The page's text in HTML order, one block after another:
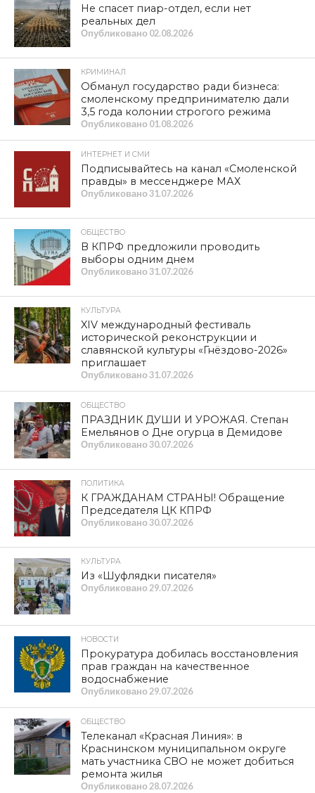
Не спасет пиар-отдел, если нет
реальных дел
Опубликовано 02.08.2026
КРИМИНАЛ
Обманул государство ради бизнеса:
смоленскому предпринимателю дали
3,5 года колонии строгого режима
Опубликовано 01.08.2026
ИНТЕРНЕТ И СМИ
Подписывайтесь на канал «Смоленской
правды» в мессенджере МАХ
Опубликовано31.07.2026
ОБЩЕСТВО
В КПРФ предложили проводить
выборы одним днем
Опубликовано31.07.2026
КУЛЬТУРА
XIV международный фестиваль
исторической реконструкции и
славянской культуры «Гнёздово-2026»
приглашает
Опубликовано31.07.2026
ОБЩЕСТВО
ПРАЗДНИК ДУШИ И УРОЖАЯ. Степан
Емельянов о Дне огурца в Демидове
Опубликовано30.07.2026
ПОЛИТИКА
К ГРАЖДАНАМ СТРАНЫ! Обращение
Председателя ЦК КПРФ
Опубликовано30.07.2026
КУЛЬТУРА
Из «Шуфлядки писателя»
Опубликовано 29.07.2026
НОВОСТИ
Прокуратура добилась восстановления
прав граждан на качественное
водоснабжение
Опубликовано 29.07.2026
ОБЩЕСТВО
Телеканал «Красная Линия»: в
Краснинском муниципальном округе
мать участника СВО не может добиться
ремонта жилья
Опубликовано 28.07.2026